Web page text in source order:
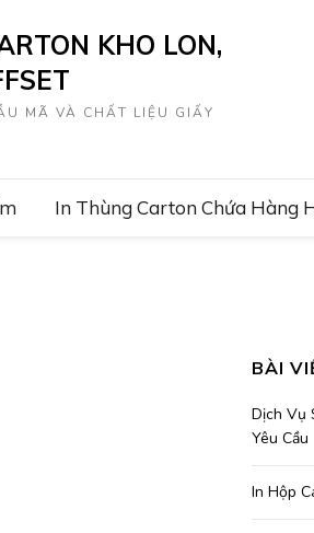
KHO LON,
MÃ VÀ CHẤT LIỆU GIẤY
In Thùng Carton Chứa Hàng
BÀI
Dịch Vụ
Yêu Cầu
In Hộp